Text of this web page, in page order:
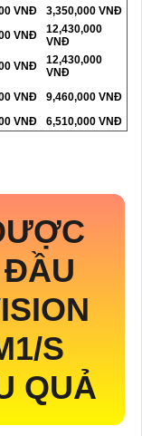
VNĐ
3,350,000 VNĐ
VNĐ
12,430,000
VNĐ
VNĐ
12,430,000
VNĐ
VNĐ
9,460,000 VNĐ
VNĐ 6,510,000 VNĐ
ĐẦU
S
QUẢ